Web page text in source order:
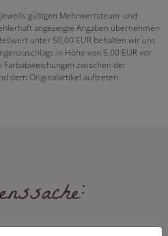
gültigen Mehrwertsteuer und
angezeigte Angaben übernehmen
unter 50,00 EUR behalten wir uns
in Höhe von 5,00 EUR vor.
zwischen der
dem Originalartikel auftreten.